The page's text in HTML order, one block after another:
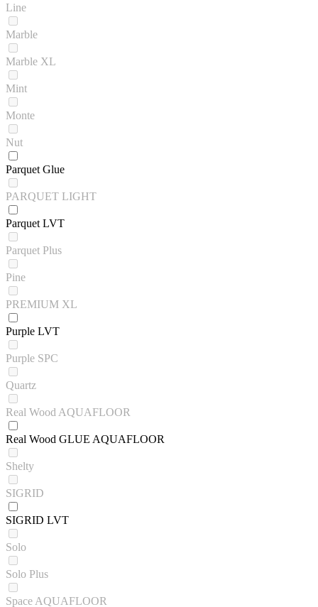
Line
Marble
Marble XL
Mint
Monte
Nut
Parquet Glue
PARQUET LIGHT
Parquet LVT
Parquet Plus
Pine
PREMIUM XL
Purple LVT
Purple SPC
Quartz
Real Wood AQUAFLOOR
Real Wood GLUE AQUAFLOOR
Shelty
SIGRID
SIGRID LVT
Solo
Solo Plus
Space AQUAFLOOR